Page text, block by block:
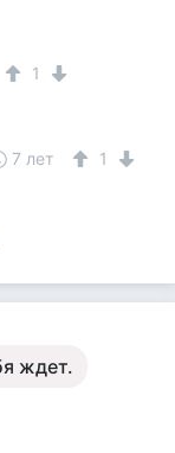
1
7 лет 1
ждет.